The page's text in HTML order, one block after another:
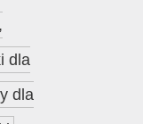
dla
dla